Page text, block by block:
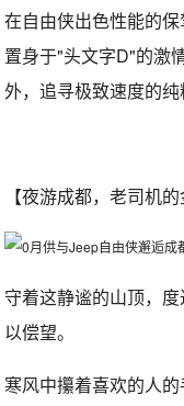
在自由侠出色性能的
置身于"头文字D"的激
外，追寻极致速度的纯
【夜游成都，老司机的
守着这静谧的山顶，
以偿望。
寒风中攥着喜欢的人